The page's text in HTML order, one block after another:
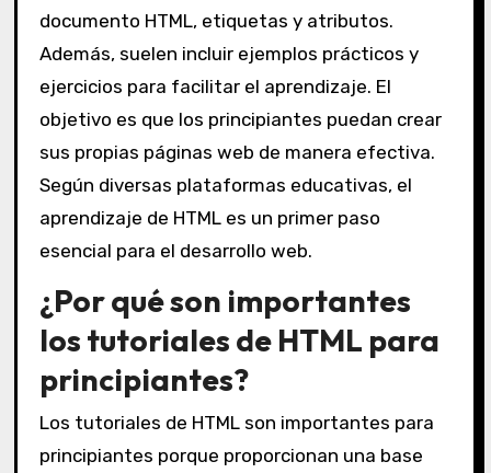
documento HTML, etiquetas y atributos.
Además, suelen incluir ejemplos prácticos y
ejercicios para facilitar el aprendizaje. El
objetivo es que los principiantes puedan crear
sus propias páginas web de manera efectiva.
Según diversas plataformas educativas, el
aprendizaje de HTML es un primer paso
esencial para el desarrollo web.
¿Por qué son importantes
los tutoriales de HTML para
principiantes?
Los tutoriales de HTML son importantes para
principiantes porque proporcionan una base